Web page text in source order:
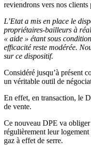
reviendrons vers nos clients
L’Etat a mis en place le
propriétaires-bailleurs à
« aide » étant sous
efficacité reste modérée.
sur ce dispositif.
Considéré jusqu’à présent
un véritable outil de
En effet, en transaction, le
de vente.
Ce nouveau DPE va
régulièrement leur logement
gaz à effet de serre.